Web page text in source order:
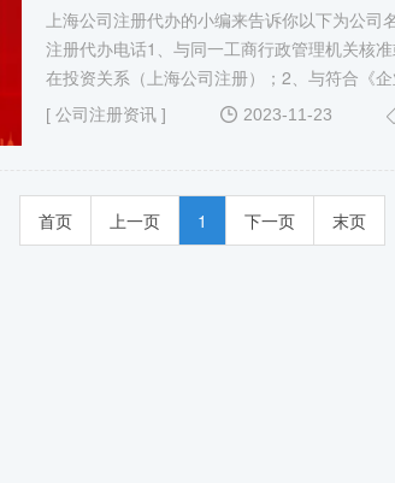
上海公司注册代办的小编来告诉你以下为公司
注册代办电话1、与同一工商行政管理机关核
在投资关系（上海公司注册）；2、与符合《企
[ 公司注册资讯 ] 2023-11-23
首页 上一页 1 下一页 末页